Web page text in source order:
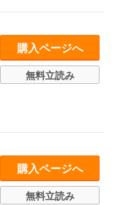
購入ページへ
無料立読み
購入ページへ
無料立読み